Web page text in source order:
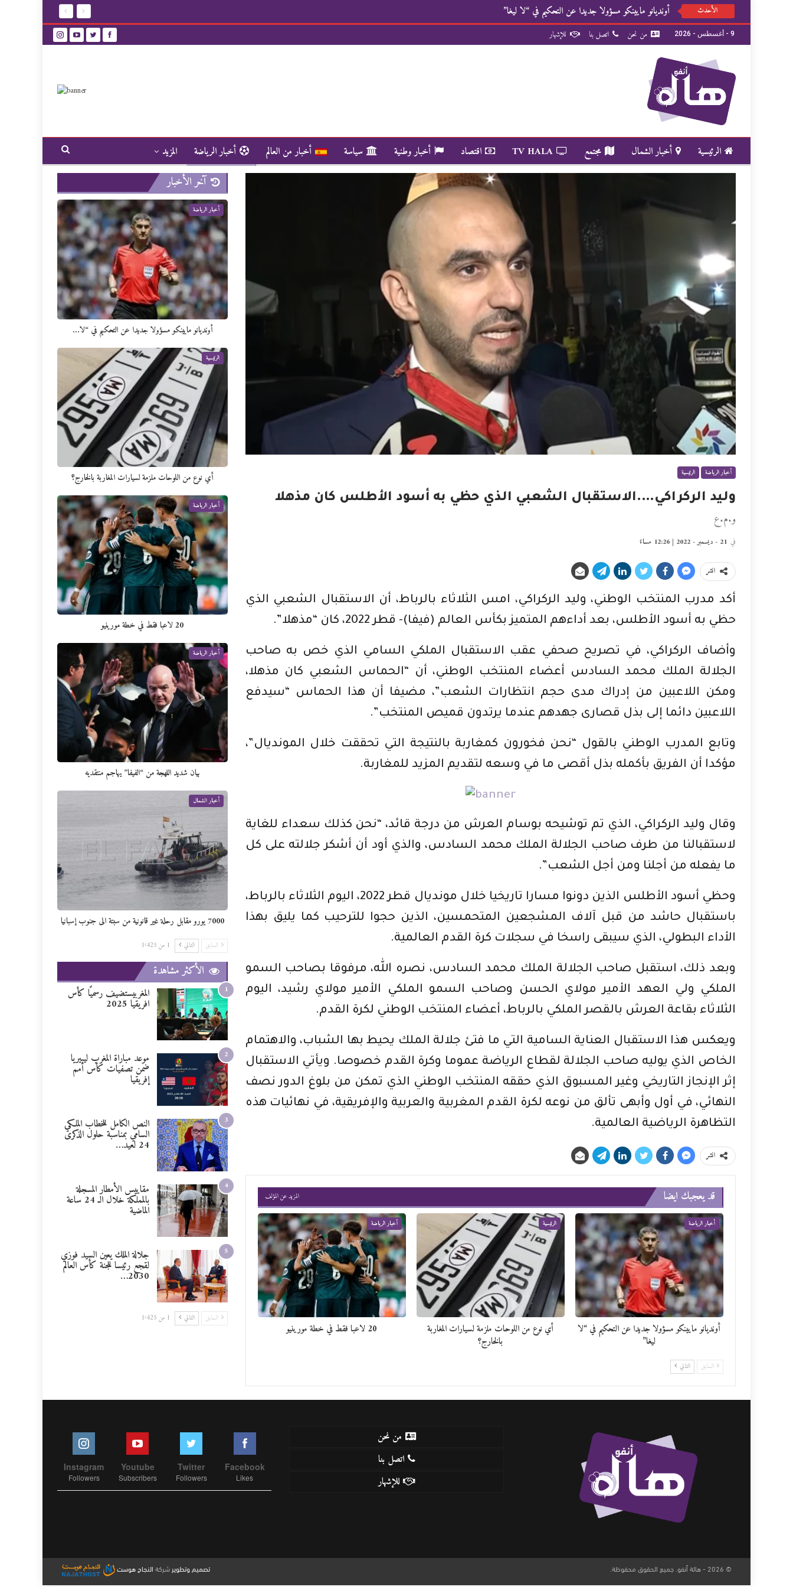
الأحدث أونديانو مايينكو مسؤولا جديدا عن التحكيم في “لا ليغا”
9 - أغسطس - 2026 من نحن اتصل بنا للإشهار
الرئيسية أخبار الشمال مجتمع TV HALA اقتصاد أخبار وطنية سياسة أخبار من العالم أخبار الرياضة المزيد
أخبار الرياضة الرئيسية
وليد الركراكي….الاستقبال الشعبي الذي حظي به أسود الأطلس كان مذهلا
و.م.ع
في 21 - ديسمبر - 2022 | 12:26 مساءً
انشر
أكد مدرب المنتخب الوطني، وليد الركراكي، امس الثلاثاء بالرباط، أن الاستقبال الشعبي الذي
حظي به أسود الأطلس، بعد أداءهم المتميز بكأس العالم (فيفا)- قطر 2022، كان “مذهلا”.
وأضاف الركراكي، في تصريح صحفي عقب الاستقبال الملكي السامي الذي خص به صاحب
الجلالة الملك محمد السادس أعضاء المنتخب الوطني، أن “الحماس الشعبي كان مذهلا،
ومكن اللاعبين من إدراك مدى حجم انتظارات الشعب”، مضيفا أن هذا الحماس “سيدفع
اللاعبين دائما إلى بذل قصارى جهدهم عندما يرتدون قميص المنتخب”.
وتابع المدرب الوطني بالقول “نحن فخورون كمغاربة بالنتيجة التي تحققت خلال المونديال”،
مؤكدا أن الفريق بأكمله بذل أقصى ما في وسعه لتقديم المزيد للمغاربة.
وقال وليد الركراكي، الذي تم توشيحه بوسام العرش من درجة قائد، “نحن كذلك سعداء للغاية
لاستقبالنا من طرف صاحب الجلالة الملك محمد السادس، والذي أود أن أشكر جلالته على كل
ما يفعله من أجلنا ومن أجل الشعب”.
وحظي أسود الأطلس الذين دونوا مسارا تاريخيا خلال مونديال قطر 2022، اليوم الثلاثاء بالرباط،
باستقبال حاشد من قبل آلاف المشجعين المتحمسين، الذين حجوا للترحيب كما يليق بهذا
الأداء البطولي، الذي سيبقى راسخا في سجلات كرة القدم العالمية.
وبعد ذلك، استقبل صاحب الجلالة الملك محمد السادس، نصره الله، مرفوقا بصاحب السمو
الملكي ولي العهد الأمير مولاي الحسن وصاحب السمو الملكي الأمير مولاي رشيد، اليوم
الثلاثاء بقاعة العرش بالقصر الملكي بالرباط، أعضاء المنتخب الوطني لكرة القدم.
ويعكس هذا الاستقبال العناية السامية التي ما فتئ جلالة الملك يحيط بها الشباب، والاهتمام
الخاص الذي يوليه صاحب الجلالة لقطاع الرياضة عموما وكرة القدم خصوصا. ويأتي الاستقبال
إثر الإنجاز التاريخي وغير المسبوق الذي حققه المنتخب الوطني الذي تمكن من بلوغ الدور نصف
النهائي، في أول وأبهى تألق من نوعه لكرة القدم المغربية والعربية والإفريقية، في نهائيات هذه
التظاهرة الرياضية العالمية.
انشر
قد يعجبك ايضا المزيد عن المؤلف
أخبار الرياضة
أونديانو مايينكو مسؤولا جديدا عن التحكيم في “لا
ليغا”
الرئيسية
أي نوع من اللوحات ملزمة لسيارات المغاربة
بالخارج؟
أخبار الرياضة
20 لاعبا فقط في خطة مورينيو
السابق التالي
آخر الأخبار
أخبار الرياضة
أونديانو مايينكو مسؤولا جديدا عن التحكيم في “لا…
الرئيسية
أي نوع من اللوحات ملزمة لسيارات المغاربة بالخارج؟
أخبار الرياضة
20 لاعبا فقط في خطة مورينيو
أخبار الرياضة
بيان شديد اللهجة من “الفيفا” يهاجم منتقديه
أخبار الشمال
7000 يورو مقابل رحلة غير قانونية من سبتة الى جنوب إسبانيا
السابق التالي 1 من 1٬425
الأكثر مشاهدة
1 المغربيستضيف رسميًا كأس
افريقيا 2025
2 موعد مباراة المغرب ليبيريا
ضمن تصفيات كأس أمم
إفريقيا
3 النص الكامل للخطاب الملكي
السامي بمناسبة حلول الذكرى
24 لعيد…
4 مقاييس الأمطار المسجلة
بالمملكة خلال الـ 24 ساعة
الماضية
5 جلالة الملك يعين السيد فوزي
لقجع رئيسا للجنة كأس العالم
2030…
السابق التالي 1 من 1٬425
من نحن
اتصل بنا
للإشهار
Facebook
Likes
Twitter
Followers
Youtube
Subscribers
Instagram
Followers
© 2026 - هالة أنفو. جميع الحقوق محفوظة. تصميم وتطويرشركةالنجاح هوست